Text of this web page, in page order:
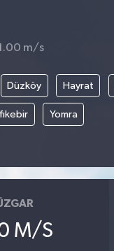
m/s
Düzköy Hayrat
Yomra
M/S